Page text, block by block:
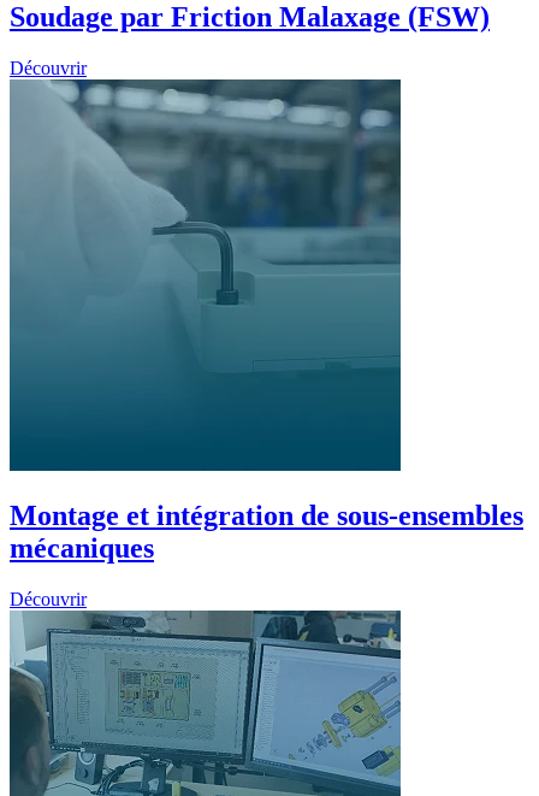
Soudage par Friction Malaxage (FSW)
Découvrir
Montage et intégration de sous-ensembles
mécaniques
Découvrir